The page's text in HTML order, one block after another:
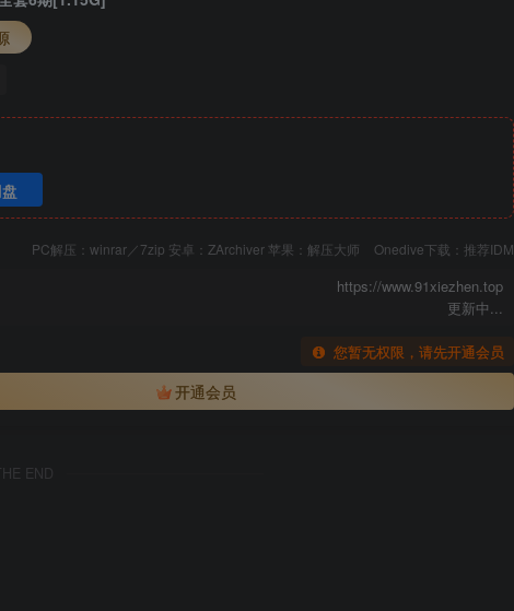
PC解压：winrar／7zip 安卓：ZArchiver 苹果：解压大师 Onedive下载：推荐IDM
https://www.91xiezhen.top
更新中...
您暂无权限，请先开通会员
开通会员
END